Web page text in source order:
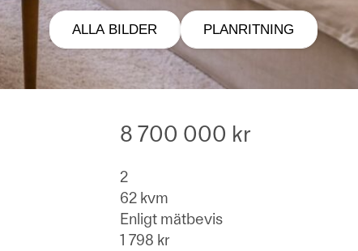
ALLA BILDER PLANRITNING
8 700 000 kr
2
62 kvm
Enligt mätbevis
1 798 kr